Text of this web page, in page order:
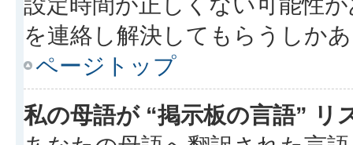
を連絡し解決してもらうしか
ページトップ
私の母語が “掲示板の言語” リ